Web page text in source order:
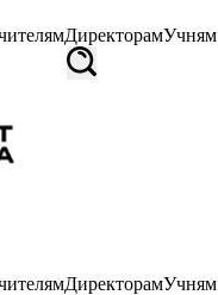
ДиректорамУчням
ДиректорамУчням